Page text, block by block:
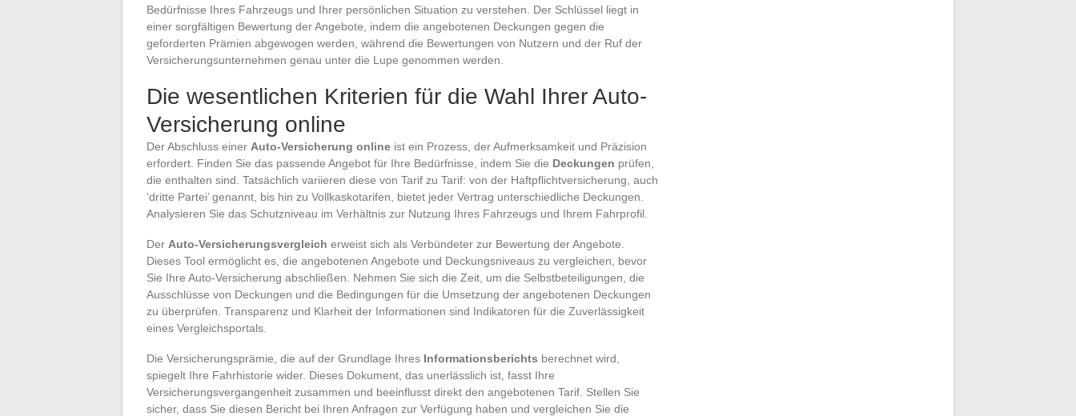
Bedürfnisse Ihres Fahrzeugs und Ihrer persönlichen Situation zu verstehen. Der Schlüssel liegt in
einer sorgfältigen Bewertung der Angebote, indem die angebotenen Deckungen gegen die
geforderten Prämien abgewogen werden, während die Bewertungen von Nutzern und der Ruf der
Versicherungsunternehmen genau unter die Lupe genommen werden.
Die wesentlichen Kriterien für die Wahl Ihrer Auto-
Versicherung online
Der Abschluss einer Auto-Versicherung online ist ein Prozess, der Aufmerksamkeit und Präzision
erfordert. Finden Sie das passende Angebot für Ihre Bedürfnisse, indem Sie die Deckungen prüfen,
die enthalten sind. Tatsächlich variieren diese von Tarif zu Tarif: von der Haftpflichtversicherung, auch
‘dritte Partei’ genannt, bis hin zu Vollkaskotarifen, bietet jeder Vertrag unterschiedliche Deckungen.
Analysieren Sie das Schutzniveau im Verhältnis zur Nutzung Ihres Fahrzeugs und Ihrem Fahrprofil.
Der Auto-Versicherungsvergleich erweist sich als Verbündeter zur Bewertung der Angebote.
Dieses Tool ermöglicht es, die angebotenen Angebote und Deckungsniveaus zu vergleichen, bevor
Sie Ihre Auto-Versicherung abschließen. Nehmen Sie sich die Zeit, um die Selbstbeteiligungen, die
Ausschlüsse von Deckungen und die Bedingungen für die Umsetzung der angebotenen Deckungen
zu überprüfen. Transparenz und Klarheit der Informationen sind Indikatoren für die Zuverlässigkeit
eines Vergleichsportals.
Die Versicherungsprämie, die auf der Grundlage Ihres Informationsberichts berechnet wird,
spiegelt Ihre Fahrhistorie wider. Dieses Dokument, das unerlässlich ist, fasst Ihre
Versicherungsvergangenheit zusammen und beeinflusst direkt den angebotenen Tarif. Stellen Sie
sicher, dass Sie diesen Bericht bei Ihren Anfragen zur Verfügung haben und vergleichen Sie die